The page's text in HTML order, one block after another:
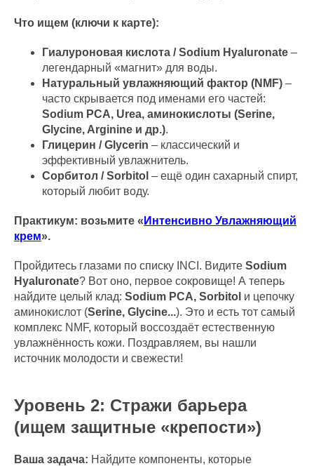
Что ищем (ключи к карте):
Гиалуроновая кислота / Sodium Hyaluronate –
легендарный «магнит» для воды.
Натуральный увлажняющий фактор (NMF) –
часто скрывается под именами его частей:
Sodium PCA, Urea, аминокислоты (Serine,
Glycine, Arginine и др.).
Глицерин / Glycerin – классический и
эффективный увлажнитель.
Сорбитол / Sorbitol – ещё один сахарный спирт,
который любит воду.
Практикум: возьмите « Интенсивно Увлажняющий
крем».
Пройдитесь глазами по списку INCI. Видите Sodium
Hyaluronate? Вот оно, первое сокровище! А теперь
найдите целый клад: Sodium PCA, Sorbitol и цепочку
аминокислот (Serine, Glycine...). Это и есть тот самый
комплекс NMF, который воссоздаёт естественную
увлажнённость кожи. Поздравляем, вы нашли
источник молодости и свежести!
Уровень 2: Стражи барьера
(ищем защитные «крепости»)
Ваша задача: Найдите компоненты, которые